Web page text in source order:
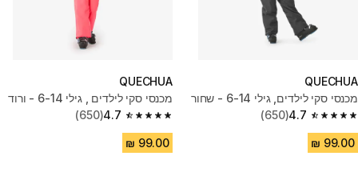
QUECHUA
מכנסי סקי לילדים, גילי 6-14 - שחור
4.7
4.7 out of 5 stars from 650 reviews
(650)
QUECHUA
מכנסי סקי לילדים , גילי 6-14 - ורוד
4.7
4.7 out of 5 stars from 650 reviews
(650)